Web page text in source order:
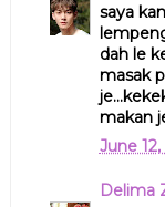
saya
dah le
masak
makan
June 12,
Delima